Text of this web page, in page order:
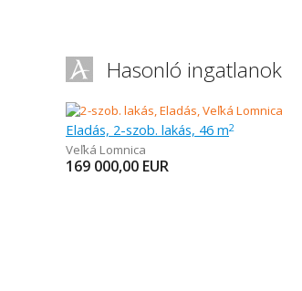
Hasonló ingatlanok
Eladás, 2-szob. lakás, 46 m2
Veľká Lomnica
169 000,00 EUR